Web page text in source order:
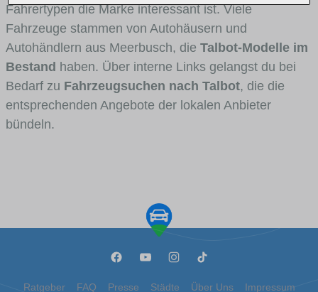
Fahrertypen die Marke interessant ist. Viele
Fahrzeuge stammen von Autohäusern und
Autohändlern aus Meerbusch, die Talbot-Modelle im
Bestand haben. Über interne Links gelangst du bei
Bedarf zu Fahrzeugsuchen nach Talbot, die die
entsprechenden Angebote der lokalen Anbieter
bündeln.
Ratgeber FAQ Presse Städte Über Uns Impressum